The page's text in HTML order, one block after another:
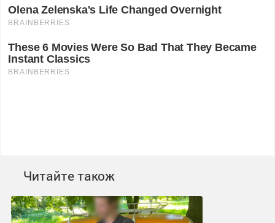
Читайте також